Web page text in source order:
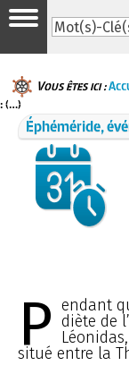
Vous êtes ici :
: (…)
Éphéméride,
P endant
diète de
situé entre la